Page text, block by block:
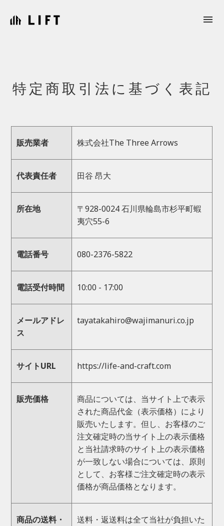
menu
特定商取引法に基づく表記
販売業者 株式会社The Three Arrows
代表責任者 田谷 昂大
所在地
〒928-0024 石川県輪島市杉平町蝦
夷穴55-6
電話番号 080-2376-5822
電話受付時間 10:00 - 17:00
メールアドレ
ス
tayatakahiro@wajimanuri.co.jp
サイトURL https://life-and-craft.com
販売価格
商品については、当サイト上で表示
された商品代金（表示価格）により
販売いたします。但し、お客様のご
注文確定時の当サイト上の表示価格
と当社請求時のサイト上の表示価格
が一致しない場合については、原則
として、お客様ご注文確定時の表示
価格が商品価格となります。
商品の送料・
送料・返送料は全て当社が負担いた